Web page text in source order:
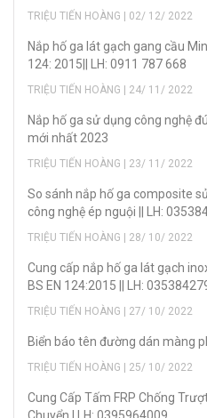
TRIỆU TIẾN HOÀNG | 02/ 12/ 2022
Nắp hố ga lát gạch gang cầu
124: 2015|| LH: 0911 787 668
TRIỆU TIẾN HOÀNG | 24/ 11/ 2022
Nắp hố ga sử dụng công nghệ
mới nhất 2023
TRIỆU TIẾN HOÀNG | 23/ 11/ 2022
So sánh nắp hố ga composite
công nghệ ép nguội || LH:
TRIỆU TIẾN HOÀNG | 28/ 10/ 2022
Cung cấp nắp hố ga lát gạch
BS EN 124:2015 || LH:
TRIỆU TIẾN HOÀNG | 27/ 10/ 2022
Biển báo tên đường dán màng
TRIỆU TIẾN HOÀNG | 25/ 10/ 2022
Cung Cấp Tấm FRP Chống